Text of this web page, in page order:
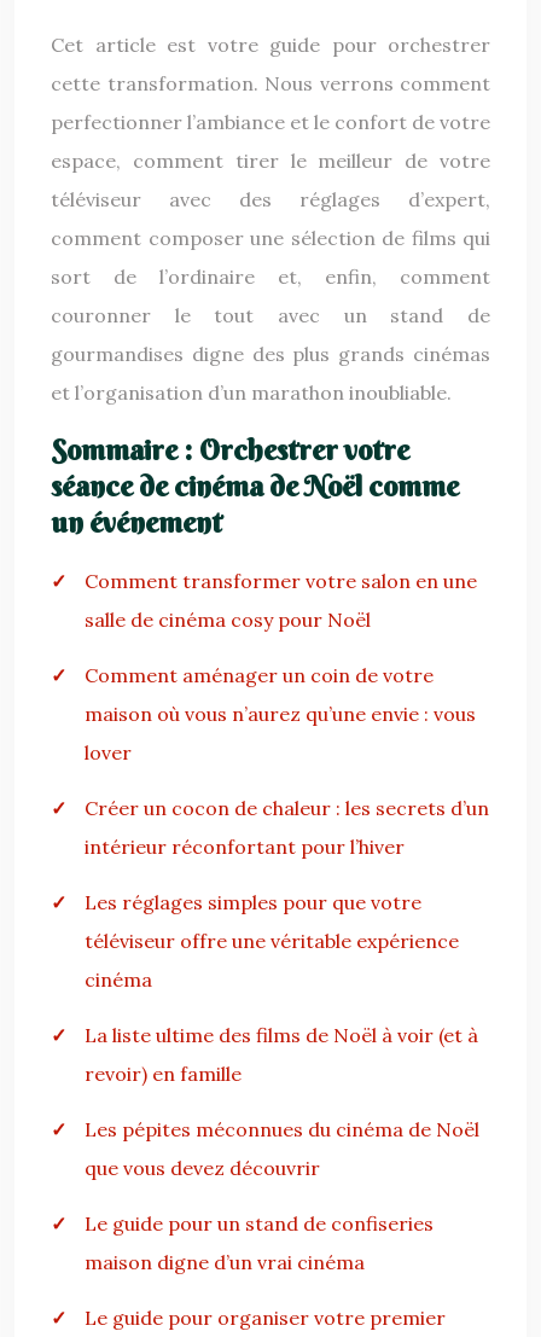
Cet article est votre guide pour orchestrer
cette transformation. Nous verrons comment
perfectionner l’ambiance et le confort de votre
espace, comment tirer le meilleur de votre
téléviseur avec des réglages d’expert,
comment composer une sélection de films qui
sort de l’ordinaire et, enfin, comment
couronner le tout avec un stand de
gourmandises digne des plus grands cinémas
et l’organisation d’un marathon inoubliable.
Sommaire : Orchestrer votre
séance de cinéma de Noël comme
un événement
Comment transformer votre salon en une
salle de cinéma cosy pour Noël
Comment aménager un coin de votre
maison où vous n’aurez qu’une envie : vous
lover
Créer un cocon de chaleur : les secrets d’un
intérieur réconfortant pour l’hiver
Les réglages simples pour que votre
téléviseur offre une véritable expérience
cinéma
La liste ultime des films de Noël à voir (et à
revoir) en famille
Les pépites méconnues du cinéma de Noël
que vous devez découvrir
Le guide pour un stand de confiseries
maison digne d’un vrai cinéma
Le guide pour organiser votre premier